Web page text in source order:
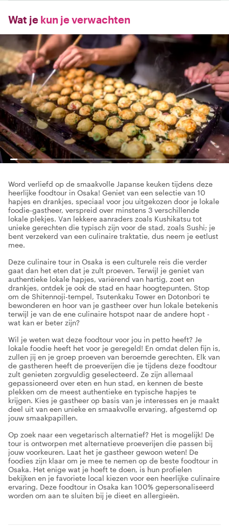
Wat je kun je verwachten
Word verliefd op de smaakvolle Japanse keuken tijdens deze
heerlijke foodtour in Osaka! Geniet van een selectie van 10
hapjes en drankjes, speciaal voor jou uitgekozen door je lokale
foodie-gastheer, verspreid over minstens 3 verschillende
lokale plekjes. Van lekkere aanraders zoals Kushikatsu tot
unieke gerechten die typisch zijn voor de stad, zoals Sushi; je
bent verzekerd van een culinaire traktatie, dus neem je eetlust
mee.
Deze culinaire tour in Osaka is een culturele reis die verder
gaat dan het eten dat je zult proeven. Terwijl je geniet van
authentieke lokale hapjes, variërend van hartig, zoet en
drankjes, ontdek je ook de stad en haar hoogtepunten. Stop
om de Shitennoji-tempel, Tsutenkaku Tower en Dotonbori te
bewonderen en hoor van je gastheer over hun lokale betekenis
terwijl je van de ene culinaire hotspot naar de andere hopt -
wat kan er beter zijn?
Wil je weten wat deze foodtour voor jou in petto heeft? Je
lokale foodie heeft het voor je geregeld! En omdat delen fijn is,
zullen jij en je groep proeven van beroemde gerechten. Elk van
de gastheren heeft de proeverijen die je tijdens deze foodtour
zult genieten zorgvuldig geselecteerd. Ze zijn allemaal
gepassioneerd over eten en hun stad, en kennen de beste
plekken om de meest authentieke en typische hapjes te
krijgen. Kies je gastheer op basis van je interesses en je maakt
deel uit van een unieke en smaakvolle ervaring, afgestemd op
jouw smaakpapillen.
Op zoek naar een vegetarisch alternatief? Het is mogelijk! De
tour is ontworpen met alternatieve proeverijen die passen bij
jouw voorkeuren. Laat het je gastheer gewoon weten! De
foodies zijn klaar om je mee te nemen op de beste foodtour in
Osaka. Het enige wat je hoeft te doen, is hun profielen
bekijken en je favoriete local kiezen voor een heerlijke culinaire
ervaring. Deze foodtour in Osaka kan 100% gepersonaliseerd
worden om aan te sluiten bij je dieet en allergieën.